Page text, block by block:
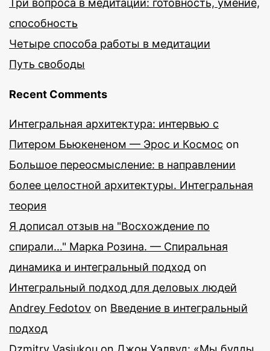
Три вопроса в медитации: готовность, умение,
способность
Четыре способа работы в медитации
Путь свободы
Recent Comments
Интегральная архитектура: интервью с
Питером Бьюкененом — Эрос и Космос on
Большое переосмысление: в направлении
более целостной архитектуры. Интегральная
теория
Я дописал отзыв на "Восхождение по
спирали…" Марка Розина. — Спиральная
динамика и интегральный подход on
Интегральный подход для деловых людей
Andrey Fedotov on Введение в интегральный
подход